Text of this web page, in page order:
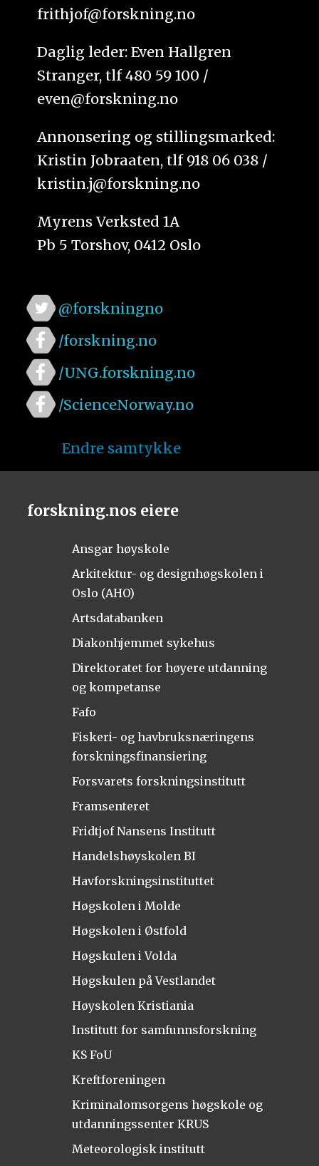
frithjof@forskning.no
Daglig leder: Even Hallgren
Stranger, tlf 480 59 100 /
even@forskning.no
Annonsering og stillingsmarked:
Kristin Jobraaten, tlf 918 06 038 /
kristin.j@forskning.no
Myrens Verksted 1A
Pb 5 Torshov, 0412 Oslo
@forskningno
/forskning.no
/UNG.forskning.no
/ScienceNorway.no
Endre samtykke
forskning.nos eiere
Ansgar høyskole
Arkitektur- og designhøgskolen i
Oslo (AHO)
Artsdatabanken
Diakonhjemmet sykehus
Direktoratet for høyere utdanning
og kompetanse
Fafo
Fiskeri- og havbruksnæringens
forskningsfinansiering
Forsvarets forskningsinstitutt
Framsenteret
Fridtjof Nansens Institutt
Handelshøyskolen BI
Havforskningsinstituttet
Høgskolen i Molde
Høgskolen i Østfold
Høgskulen i Volda
Høgskulen på Vestlandet
Høyskolen Kristiania
Institutt for samfunnsforskning
KS FoU
Kreftforeningen
Kriminalomsorgens høgskole og
utdanningssenter KRUS
Meteorologisk institutt